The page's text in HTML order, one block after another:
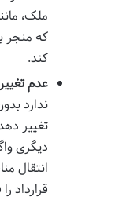
ملک،
که منجر
کند.
عدم
ندارد
تغییر
دیگری
انتقال
قرارداد